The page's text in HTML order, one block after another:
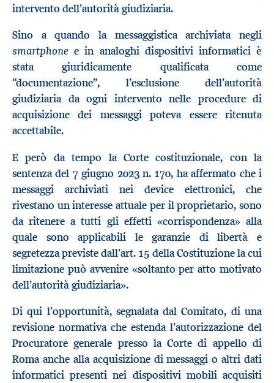
intervento dell’autorità giudiziaria.
Sino a quando la messaggistica archiviata negli
smartphone e in analoghi dispositivi informatici è
stata giuridicamente qualificata come
“documentazione”, l’esclusione dell’autorità
giudiziaria da ogni intervento nelle procedure di
acquisizione dei messaggi poteva essere ritenuta
accettabile.
E però da tempo la Corte costituzionale, con la
sentenza del 7 giugno 2023 n. 170, ha affermato che i
messaggi archiviati nei device elettronici, che
rivestano un interesse attuale per il proprietario, sono
da ritenere a tutti gli effetti «corrispondenza» alla
quale sono applicabili le garanzie di libertà e
segretezza previste dall’art. 15 della Costituzione la cui
limitazione può avvenire «soltanto per atto motivato
dell’autorità giudiziaria».
Di qui l’opportunità, segnalata dal Comitato, di una
revisione normativa che estenda l’autorizzazione del
Procuratore generale presso la Corte di appello di
Roma anche alla acquisizione di messaggi o altri dati
informatici presenti nei dispositivi mobili acquisiti